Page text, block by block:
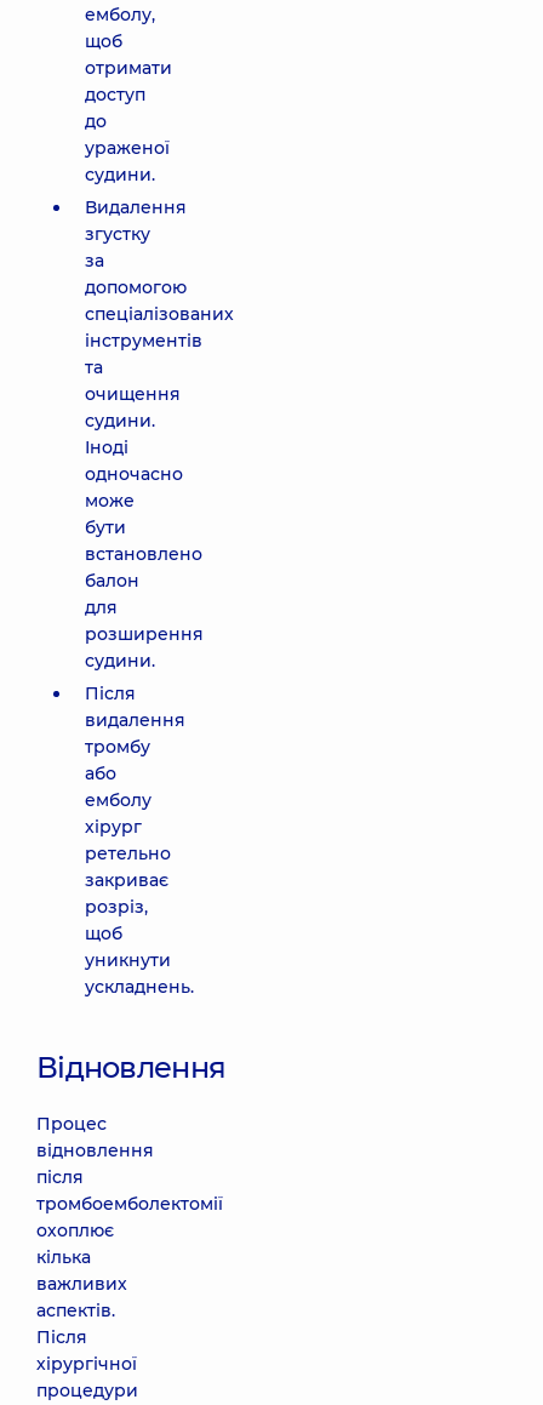
емболу,
щоб
отримати
доступ
до
ураженої
судини.
Видалення
згустку
за
допомогою
спеціалізованих
інструментів
та
очищення
судини.
Іноді
одночасно
може
бути
встановлено
балон
для
розширення
судини.
Після
видалення
тромбу
або
емболу
хірург
ретельно
закриває
розріз,
щоб
уникнути
ускладнень.
Відновлення
Процес
відновлення
після
тромбоемболектомії
охоплює
кілька
важливих
аспектів.
Після
хірургічної
процедури